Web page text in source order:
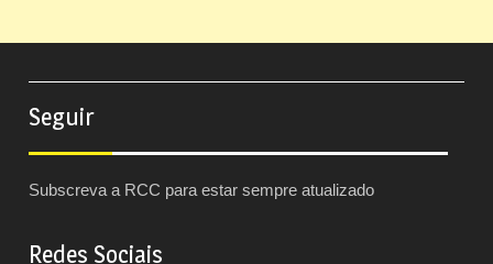
Seguir
Subscreva a RCC para estar sempre atualizado
Redes Sociais